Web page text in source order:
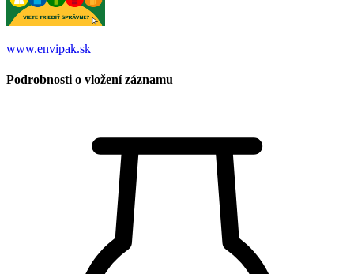
www.envipak.sk
Podrobnosti o vložení záznamu